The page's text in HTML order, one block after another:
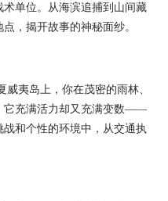
单位。从海滨追捕到山间藏
，揭开故事的神秘面纱。
夷岛上，你在茂密的雨林、
它充满活力却又充满变数——
和个性的环境中，从交通执